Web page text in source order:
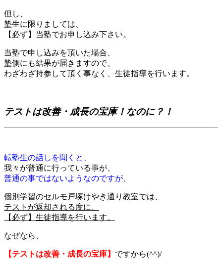
但し、
塾生に限りましては、
【必ず】当塾でお申し込み下さい。
当塾で申し込みを頂いた場合、
塾側にも結果が届きますので、
わざわざ持参して頂く事なく、生徒指導を行います。
テストは改善・成長の宝庫！なのに？！
転塾生の話しを聞くと、
我々が普通に行っている事が、
普通の事ではないようなのですが、
個別学習のセルモ戸塚けやき通り教室では、
テストが返却される度に、
【必ず】生徒指導を行います。
なぜなら、
【テストは改善・成長の宝庫】 ですから(^^)/